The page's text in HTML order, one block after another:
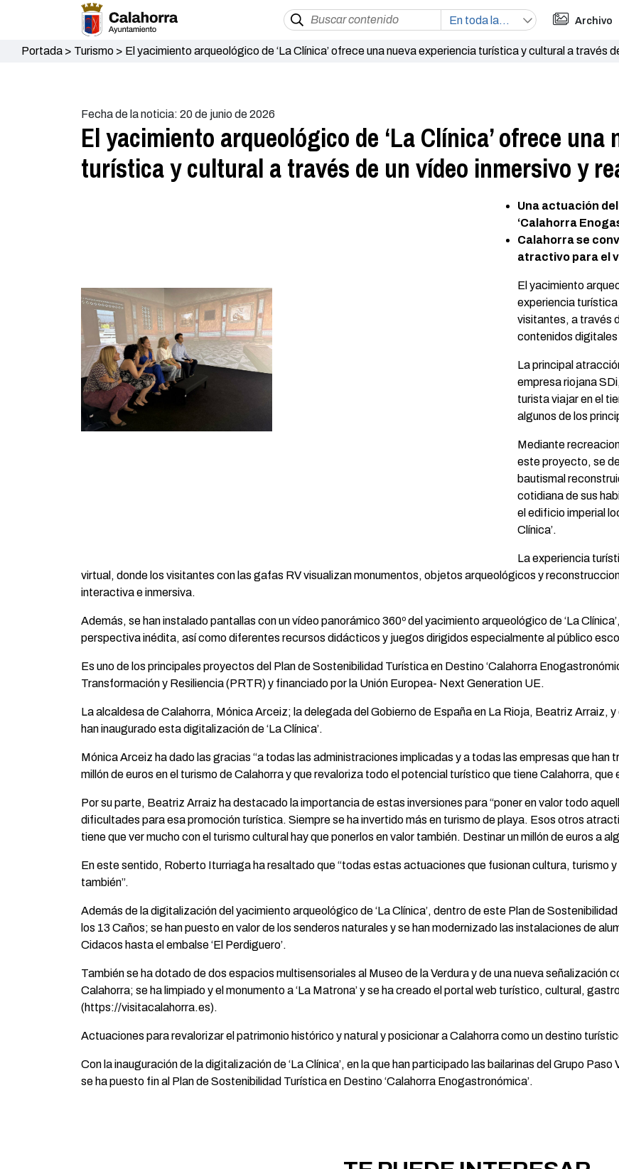
Archivo
Portada> Turismo> El yacimiento arqueológico de ‘La Clínica’ ofrece una nueva experiencia turística y cultural a través
Fecha de la noticia: 20 de junio de 2026
El yacimiento arqueológico de ‘La Clínica’ ofrece una
turística y cultural a través de un vídeo inmersivo y
Una actuación
‘Calahorra
Calahorra se
atractivo para el
El yacimiento
experiencia
visitantes, a través
contenidos
La principal
empresa riojana
turista viajar en el
algunos de los
Mediante
este proyecto, se
bautismal
cotidiana de sus
el edificio imperial
Clínica’.
La experiencia
virtual, donde los visitantes con las gafas RV visualizan monumentos, objetos arqueológicos y
interactiva e inmersiva.
Además, se han instalado pantallas con un vídeo panorámico 360º del yacimiento arqueológico de ‘La
perspectiva inédita, así como diferentes recursos didácticos y juegos dirigidos especialmente al público
Es uno de los principales proyectos del Plan de Sostenibilidad Turística en Destino ‘Calahorra
Transformación y Resiliencia (PRTR) y financiado por la Unión Europea- Next Generation UE.
La alcaldesa de Calahorra, Mónica Arceiz; la delegada del Gobierno de España en La Rioja, Beatriz Arraiz,
han inaugurado esta digitalización de ‘La Clínica’.
Mónica Arceiz ha dado las gracias “a todas las administraciones implicadas y a todas las empresas que han
millón de euros en el turismo de Calahorra y que revaloriza todo el potencial turístico que tiene Calahorra, que
Por su parte, Beatriz Arraiz ha destacado la importancia de estas inversiones para “poner en valor todo
dificultades para esa promoción turística. Siempre se ha invertido más en turismo de playa. Esos otros
tiene que ver mucho con el turismo cultural hay que ponerlos en valor también. Destinar un millón de euros a
En este sentido, Roberto Iturriaga ha resaltado que “todas estas actuaciones que fusionan cultura, turismo
también”.
Además de la digitalización del yacimiento arqueológico de ‘La Clínica’, dentro de este Plan de
los 13 Caños; se han puesto en valor de los senderos naturales y se han modernizado las instalaciones de
Cidacos hasta el embalse ‘El Perdiguero’.
También se ha dotado de dos espacios multisensoriales al Museo de la Verdura y de una nueva señalización
Calahorra; se ha limpiado y el monumento a ‘La Matrona’ y se ha creado el portal web turístico, cultural,
(https://visitacalahorra.es).
Actuaciones para revalorizar el patrimonio histórico y natural y posicionar a Calahorra como un destino
Con la inauguración de la digitalización de ‘La Clínica’, en la que han participado las bailarinas del Grupo
se ha puesto fin al Plan de Sostenibilidad Turística en Destino ‘Calahorra Enogastronómica’.